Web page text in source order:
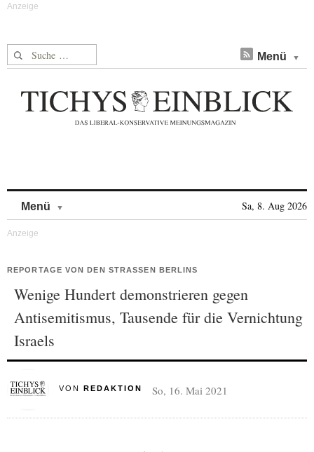
Suche nach: Menü
Menü Sa, 8. Aug 2026
REPORTAGE VON DEN STRASSEN BERLINS
Wenige Hundert demonstrieren gegen
Antisemitismus, Tausende für die Vernichtung
Israels
VON REDAKTION So, 16. Mai 2021